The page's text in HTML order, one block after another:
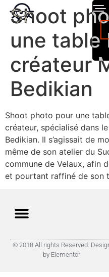
Shoot
une table
créateur
Bedikian
Shoot photo pour une
créateur, spécialisé dans
Bedikian. Il s’agissait de
même de son atelier du
commune de Velaux, afin
et pourtant raffiné de son
© 2018 All rights Reserved.
by Elementor